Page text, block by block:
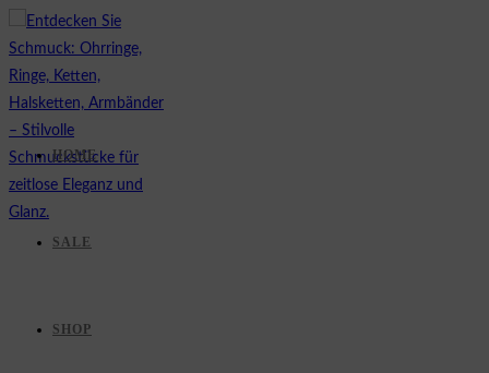
Zum
Inhalt
springen
HOME
SALE
SHOP